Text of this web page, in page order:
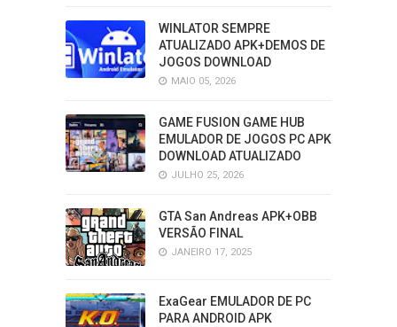
WINLATOR SEMPRE
ATUALIZADO APK+DEMOS DE
JOGOS DOWNLOAD
MAIO 05, 2026
GAME FUSION GAME HUB
EMULADOR DE JOGOS PC APK
DOWNLOAD ATUALIZADO
JULHO 25, 2026
GTA San Andreas APK+OBB
VERSÃO FINAL
JANEIRO 17, 2025
ExaGear EMULADOR DE PC
PARA ANDROID APK